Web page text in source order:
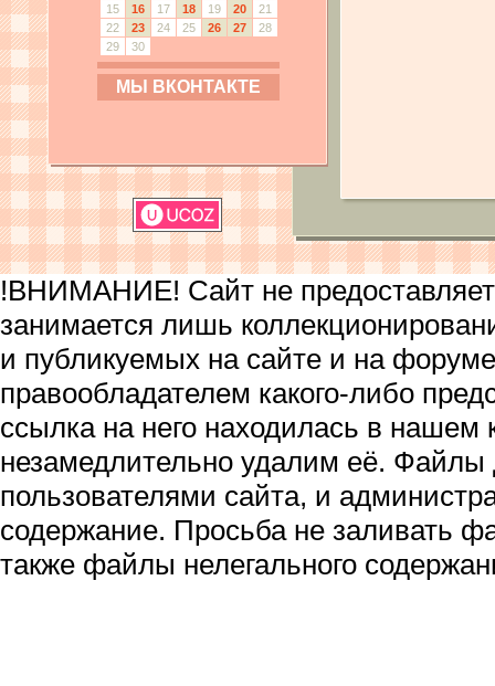
15
16 17 18 19 20
21
22
23 24 25 26 27
28
29
30
МЫ ВКОНТАКТЕ
!ВНИМАНИЕ! Сайт не предоставляет
занимается лишь
и публикуемых на сайте и на
правообладателем какого-либо
ссылка на него находилась в
незамедлительно удалим её.
пользователями сайта, и
содержание. Просьба не заливать
также файлы нелегального